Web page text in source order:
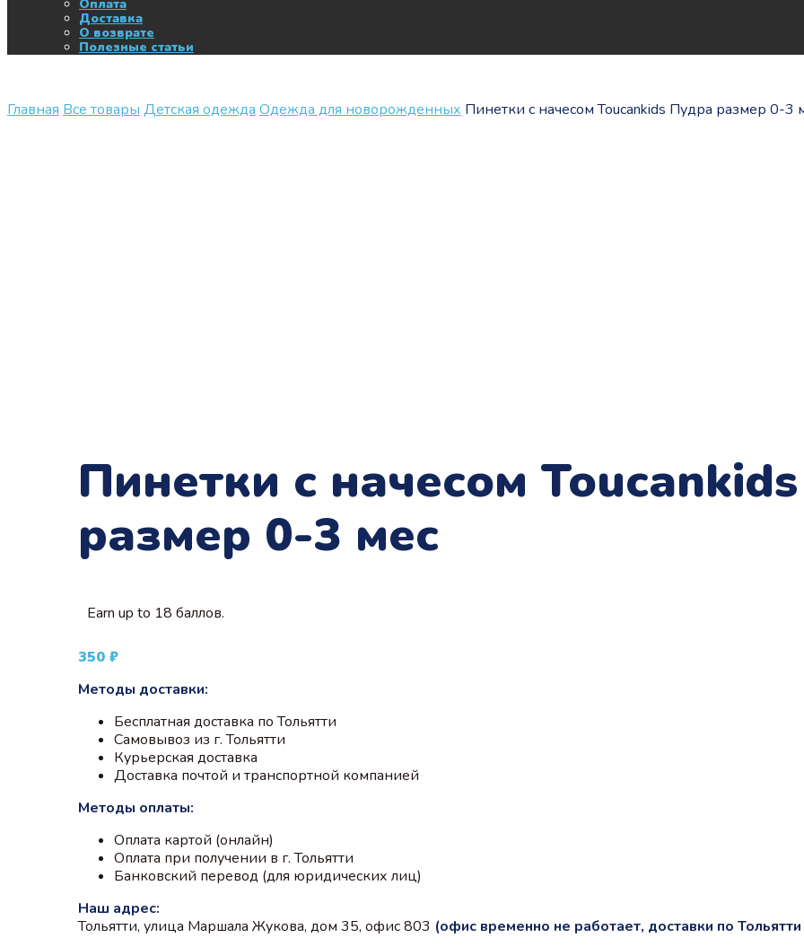
Оплата
Доставка
О возврате
Полезные статьи
Главная Все товары Детская одежда Одежда для новорожденных Пинетки с начесом Toucankids Пудра размер 0-3
Пинетки с начесом
размер 0-3 мес
Earn up to 18 баллов.
350 ₽
Методы доставки:
Бесплатная доставка по Тольятти
Самовывоз из г. Тольятти
Курьерская доставка
Доставка почтой и транспортной компанией
Методы оплаты:
Оплата картой (онлайн)
Оплата при получении в г. Тольятти
Банковский перевод (для юридических лиц)
Наш адрес:
Тольятти, улица Маршала Жукова, дом 35, офис 803 (офис временно не работает, доставки по